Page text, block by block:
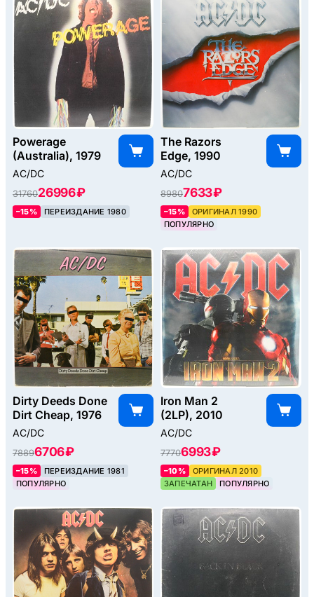
Powerage
(Australia), 1979
AC/DC
3176026996 ₽
–15% ПЕРЕИЗДАНИЕ 1980
The Razors
Edge, 1990
AC/DC
89807633 ₽
–15%
ОРИГИНАЛ 1990
ПОПУЛЯРНО
Dirty Deeds Done
Dirt Cheap, 1976
AC/DC
78896706 ₽
–15%
ПЕРЕИЗДАНИЕ 1981
ПОПУЛЯРНО
Iron Man 2
(2LP), 2010
AC/DC
77706993 ₽
–10%
ОРИГИНАЛ 2010
ЗАПЕЧАТАН
ПОПУЛЯРНО